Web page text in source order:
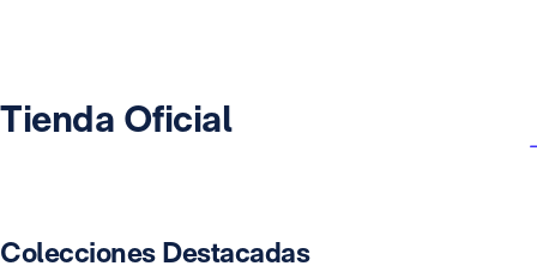
Tienda Oficial
Colecciones Destacadas